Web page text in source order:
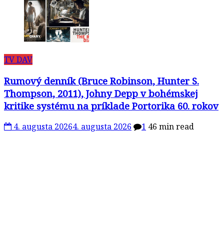
TV DAV
Rumový denník (Bruce Robinson, Hunter S.
Thompson, 2011), Johny Depp v bohémskej
kritike systému na príklade Portorika 60. rokov
4. augusta 20264. augusta 2026 1 46 min read